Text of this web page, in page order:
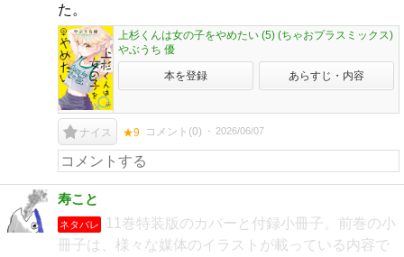
た。
上杉くんは女の子をやめたい (5) (ちゃおプラスミックス)
やぶうち 優
本を登録 あらすじ・内容
ナイス ★9 コメント(0) 2026/06/07
寿こと
ネタバレ
11巻特装版のカバーと付録小冊子。前巻の小
冊子は、様々な媒体のイラストが載っている内容で